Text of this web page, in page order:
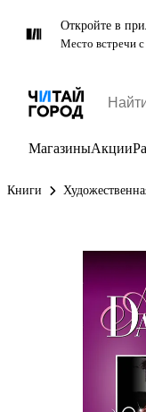
Откройте в
Место встречи
МагазиныАкции
Книги